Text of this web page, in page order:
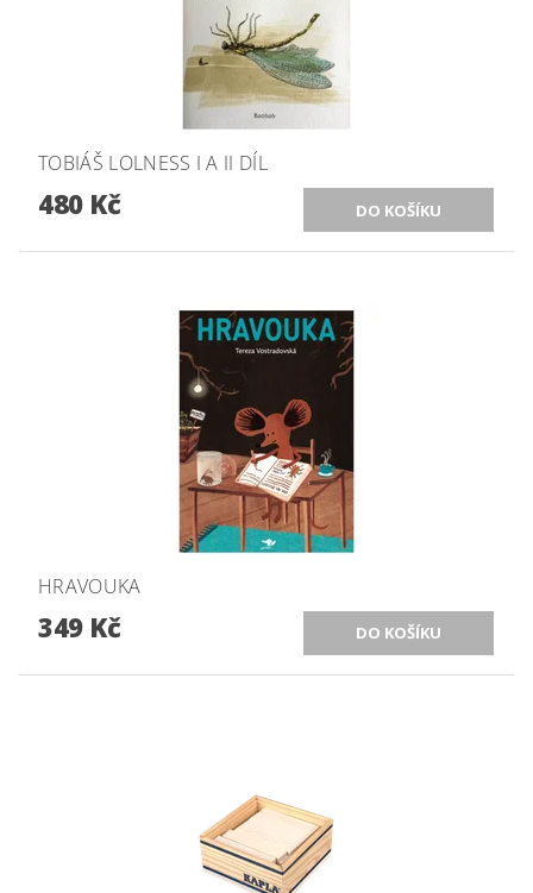
TOBIÁŠ LOLNESS I A II DÍL
480 Kč
HRAVOUKA
349 Kč